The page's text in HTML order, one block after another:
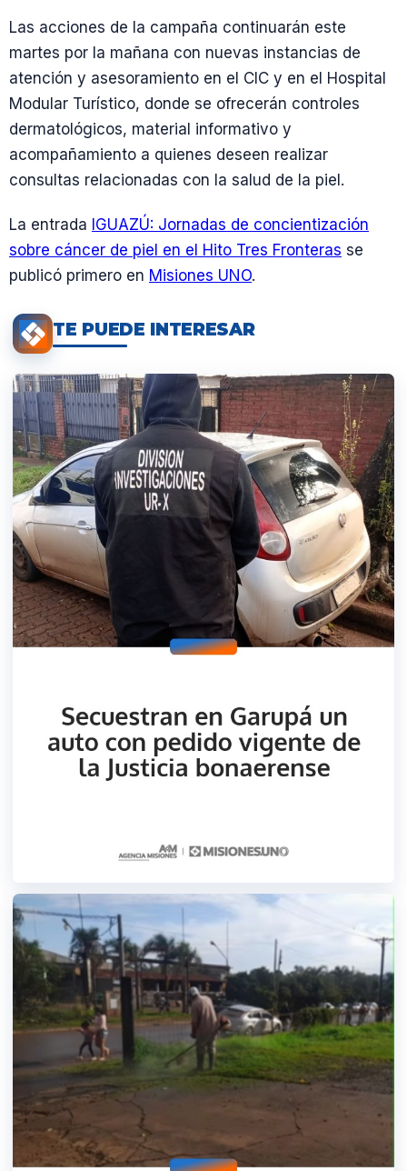
Las acciones de la campaña continuarán este
martes por la mañana con nuevas instancias de
atención y asesoramiento en el CIC y en el Hospital
Modular Turístico, donde se ofrecerán controles
dermatológicos, material informativo y
acompañamiento a quienes deseen realizar
consultas relacionadas con la salud de la piel.
La entrada IGUAZÚ: Jornadas de concientización
sobre cáncer de piel en el Hito Tres Fronteras se
publicó primero en Misiones UNO.
TE PUEDE INTERESAR